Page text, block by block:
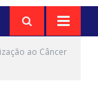
ao Câncer